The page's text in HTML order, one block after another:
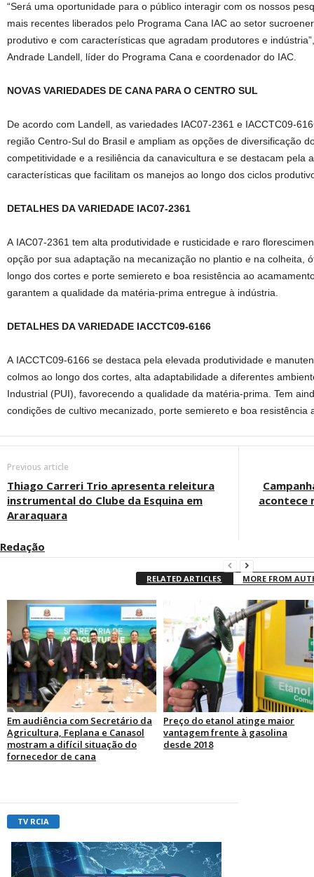
“Será uma oportunidade para o público interagir com os nossos
mais recentes liberados pelo Programa Cana IAC ao setor
produtivo e com características que agradam produtores e
Andrade Landell, líder do Programa Cana e coordenador do IAC.
NOVAS VARIEDADES DE CANA PARA O CENTRO SUL
De acordo com Landell, as variedades IAC07-2361 e IACCTC09-
região Centro-Sul do Brasil e ampliam as opções de diversificação
competitividade e a resiliência da canavicultura e se destacam pela
características que facilitam os manejos ao longo dos ciclos
DETALHES DA VARIEDADE IAC07-2361
A IAC07-2361 tem alta produtividade e rusticidade e raro
opção por sua adaptação na mecanização no plantio e na colheita,
longo dos cortes e porte semiereto e boa resistência ao
garantem a qualidade da matéria-prima entregue à indústria.
DETALHES DA VARIEDADE IACCTC09-6166
A IACCTC09-6166 se destaca pela elevada produtividade e
colmos ao longo dos cortes, alta adaptabilidade a diferentes
Industrial (PUI), favorecendo a qualidade da matéria-prima. Tem
condições de cultivo mecanizado, porte semiereto e boa resistência
Previous article
Thiago Carreri Trio apresenta releitura
instrumental do Clube da Esquina em
Araraquara
acontece
Redação
RELATED ARTICLES MORE FROM
Em audiência com Secretário da
Agricultura, Feplana e Canasol
mostram a difícil situação do
fornecedor de cana
Preço do etanol atinge maior
vantagem frente à gasolina
desde 2018
TV RCIA